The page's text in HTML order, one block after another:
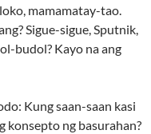
mamamatay-tao.
Sigue-sigue, Sputnik,
budol? Kayo na ang
Kung saan-saan kasi
konsepto ng basurahan?